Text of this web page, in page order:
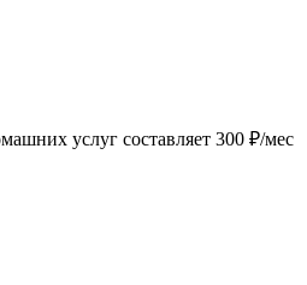
услуг составляет 300 ₽/мес